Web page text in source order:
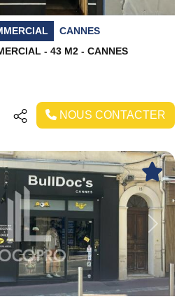
CANNES
- 43 M2 - CANNES
NOUS CONTACTER
Next